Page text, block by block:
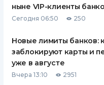
ПУТЕВОДИТЕЛИ ПО
ВСЕ СТРАХОВЫЕ ПОЛИСЫ
СТРАХОВЫЕ КОМПАНИИ
ныне VIP-клиенты
Сегодня 06:50 250
Новые лимиты банков:
заблокируют карты и
уже в августе
Вчера 13:10 2951